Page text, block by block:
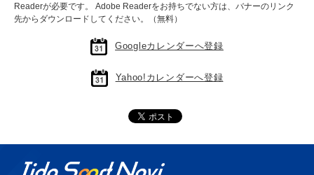
Readerが必要です。
Adobe Readerをお持ちでない方は、バナーのリンク
先からダウンロードしてください。（無料）
Googleカレンダーへ登録
Yahoo!カレンダーへ登録